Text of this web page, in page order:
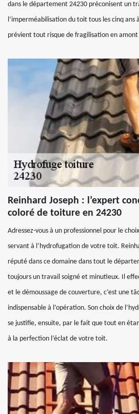
dans le département 24230 préconisent un
l’imperméabilisation du toit tous les cinq ans
prévient tout risque de fragilisation en
Reinhard Joseph : l’expert
coloré de toiture en 24230
Adressez-vous à un professionnel pour le
servant à l’hydrofugation de votre toit.
réputé dans ce domaine dans tout le
toujours un travail soigné et minutieux. Il
et le démoussage de couverture, c’est une
indispensable à l’opération. Son choix de
se justifie, ensuite, par le fait que tout en
à la perfection l’éclat de votre toit.